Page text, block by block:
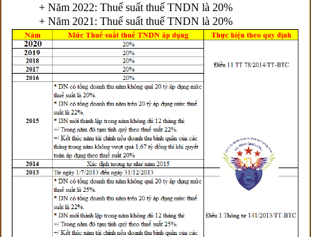
+ Năm 2022: Thuế suất thuế TNDN là 20%
+ Năm 2021: Thuế suất thuế TNDN là 20%